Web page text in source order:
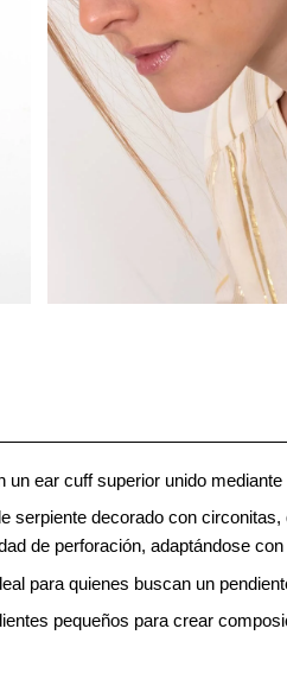
ear cuff superior unido
serpiente decorado con
de perforación, adaptándose
para quienes buscan un
pequeños para crear